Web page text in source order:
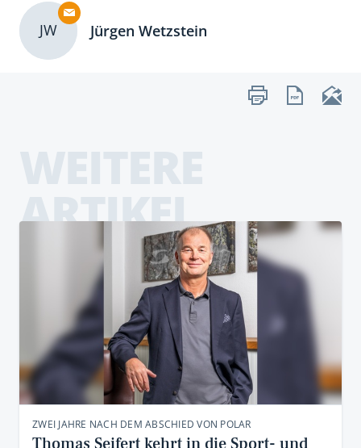
JW Jürgen Wetzstein
ARTIKEL
ZWEI JAHRE NACH DEM ABSCHIED VON POLAR
Thomas Seifert kehrt in die Sport- und